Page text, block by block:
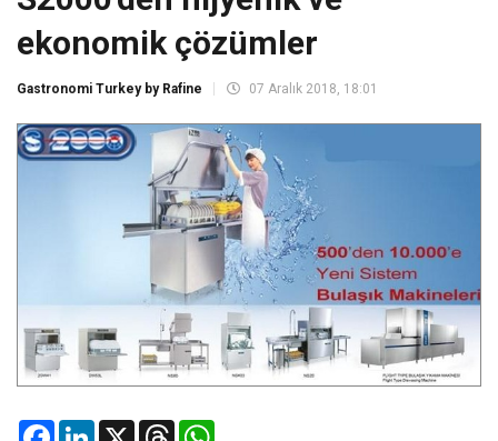
ekonomik çözümler
Gastronomi Turkey by Rafine 07 Aralık 2018, 18:01
FacebookLinkedIn
X Threads